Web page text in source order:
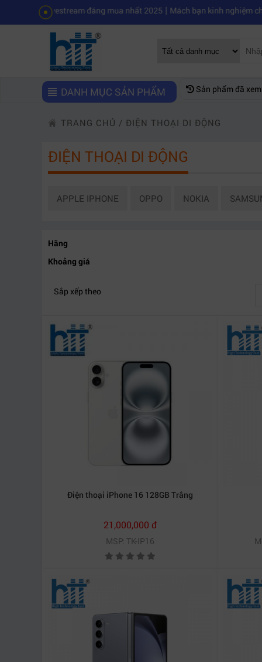
đáng mua nhất 2025|Mách bạn kinh nghiệm chọn mua
DANH MỤC SẢN PHẨM Sản phẩm đã xem
TRANG CHỦ / ĐIỆN THOẠI DI ĐỘNG
ĐIỆN THOẠI DI ĐỘNG
APPLE IPHONE OPPO NOKIA
Hãng
Khoảng giá
Sắp xếp theo
Điện thoại iPhone 16 128GB Trắng
21,000,000 đ
MSP: TK-IP16